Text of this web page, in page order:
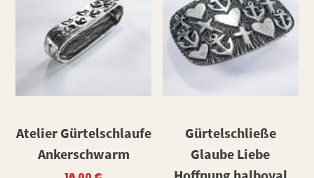
Atelier Gürtelschlaufe
Ankerschwarm
Gürtelschließe
Glaube Liebe